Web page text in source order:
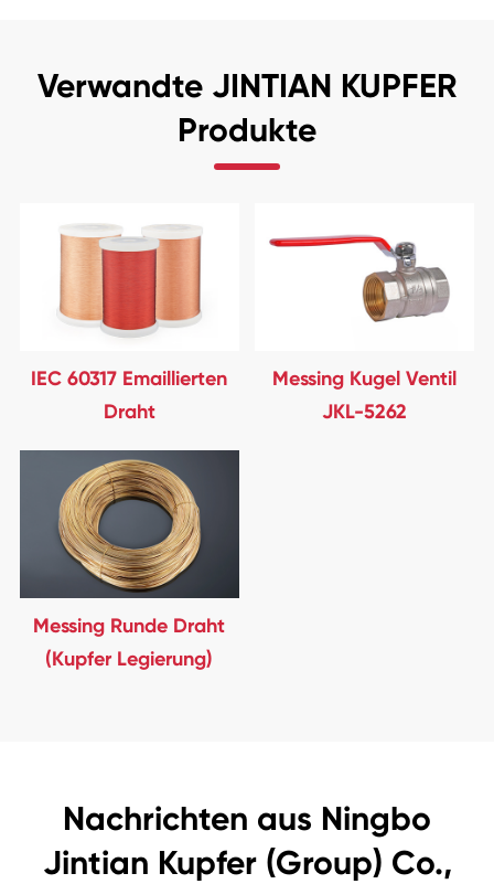
Verwandte JINTIAN KUPFER
Produkte
IEC 60317 Emaillierten
Draht
Messing Kugel Ventil
JKL-5262
Messing Runde Draht
(Kupfer Legierung)
Nachrichten aus Ningbo
Jintian Kupfer (Group) Co.,